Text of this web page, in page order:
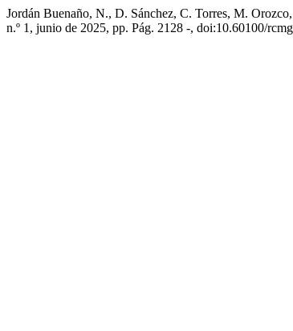
Jordán Buenaño, N., D. Sánchez, C. Torres, M.
n.º 1, junio de 2025, pp. Pág. 2128 -, doi:10.60100/